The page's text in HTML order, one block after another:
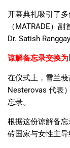
开幕典礼吸引了
（MATRADE）副
Dr. Satish
谅解备忘录交换
在仪式上，雪兰
Nesterovas 代表
忘录。
根据这份谅解备
砖国家与女性主导